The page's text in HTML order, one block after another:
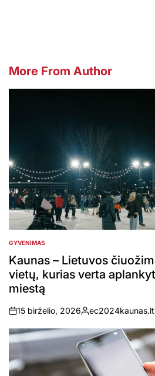
More From Author
POSTED
IN
GYVENIMAS
Kaunas – Lietuvos
vietų, kurias verta
miestą
on
15 birželio, 2026
Posted
by
ec2024kaunas.lt